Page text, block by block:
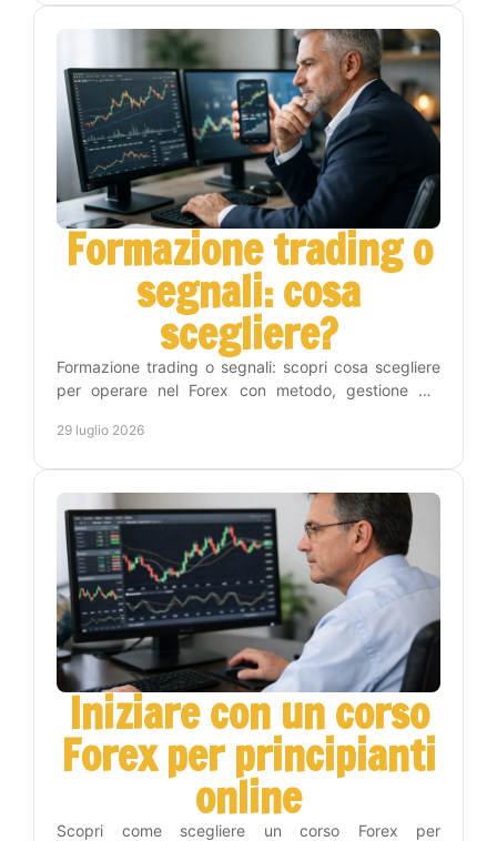
Formazione trading o
segnali: cosa
scegliere?
Formazione trading o segnali: scopri cosa scegliere
per operare nel Forex con metodo, gestione del
29 luglio 2026
Iniziare con un corso
Forex per principianti
online
Scopri come scegliere un corso Forex per